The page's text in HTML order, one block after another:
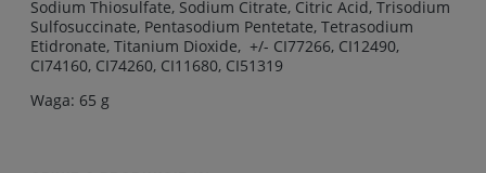
Sodium Thiosulfate, Sodium Citrate, Citric Acid, Trisodium
Sulfosuccinate, Pentasodium Pentetate, Tetrasodium
Etidronate, Titanium Dioxide, +/- CI77266, CI12490,
CI74160, CI74260, CI11680, CI51319
Waga: 65 g